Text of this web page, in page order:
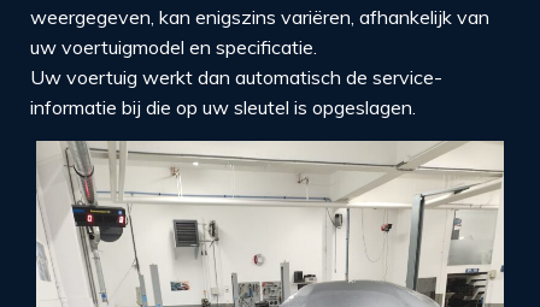
weergegeven, kan enigszins variëren, afhankelijk van
uw voertuigmodel en specificatie.
Uw voertuig werkt dan automatisch de service-
informatie bij die op uw sleutel is opgeslagen.